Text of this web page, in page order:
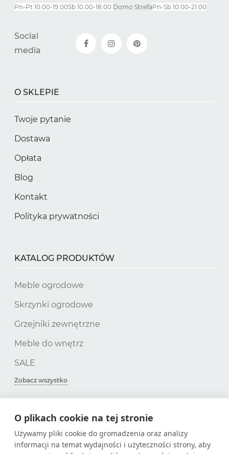
O plikach cookie na tej stronie
Używamy pliki cookie do gromadzenia oraz analizy
informacji na temat wydajności i użyteczności strony, aby
Pn-Pt 10.00-19.00Sb 10.00-18.00 Domo StrefaPn-Sb 10.00-21.00
Social
media
O SKLEPIE
Twoje pytanie
Dostawa
Opłata
Blog
Kontakt
Polityka prywatności
KATALOG PRODUKTÓW
Meble ogrodowe
Skrzynki ogrodowe
Grzejniki zewnętrzne
Meble do wnętrz
SALE
Zobacz wszystko
SUBSKRYPCJA
Zdobądź tylko przydatne artykuły!